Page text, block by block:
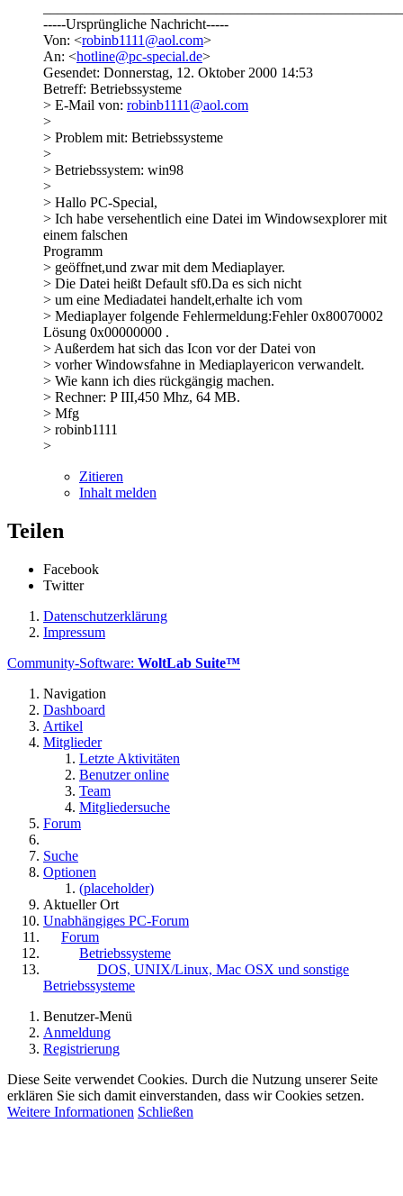
-----Ursprüngliche Nachricht-----
Von: <robinb1111@aol.com>
An: <hotline@pc-special.de>
Gesendet: Donnerstag, 12. Oktober 2000 14:53
Betreff: Betriebssysteme
> E-Mail von: robinb1111@aol.com
>
> Problem mit: Betriebssysteme
>
> Betriebssystem: win98
>
> Hallo PC-Special,
> Ich habe versehentlich eine Datei im Windowsexplorer mit
einem falschen
Programm
> geöffnet,und zwar mit dem Mediaplayer.
> Die Datei heißt Default sf0.Da es sich nicht
> um eine Mediadatei handelt,erhalte ich vom
> Mediaplayer folgende Fehlermeldung:Fehler 0x80070002
Lösung 0x00000000 .
> Außerdem hat sich das Icon vor der Datei von
> vorher Windowsfahne in Mediaplayericon verwandelt.
> Wie kann ich dies rückgängig machen.
> Rechner: P III,450 Mhz, 64 MB.
> Mfg
> robinb1111
>
Zitieren
Inhalt melden
Teilen
Facebook
Twitter
Datenschutzerklärung
Impressum
Community-Software: WoltLab Suite™
Navigation
Dashboard
Artikel
Mitglieder
Letzte Aktivitäten
Benutzer online
Team
Mitgliedersuche
Forum
Suche
Optionen
(placeholder)
Aktueller Ort
Unabhängiges PC-Forum
Forum
Betriebssysteme
DOS, UNIX/Linux, Mac OSX und sonstige
Betriebssysteme
Benutzer-Menü
Anmeldung
Registrierung
Diese Seite verwendet Cookies. Durch die Nutzung unserer Seite
erklären Sie sich damit einverstanden, dass wir Cookies setzen.
Weitere Informationen Schließen